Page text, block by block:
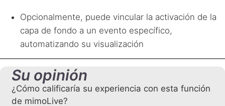
Opcionalmente, puede vincular la activación de la
capa de fondo a un evento específico,
automatizando su visualización
Su opinión
¿Cómo calificaría su experiencia con esta función
de mimoLive?